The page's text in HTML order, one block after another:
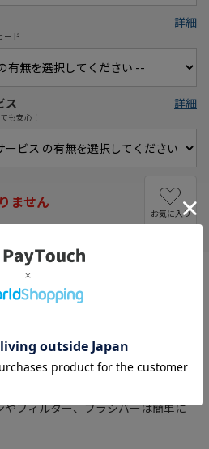
ード
詳細
ス
も安心！
詳細
ません
お気に入り
象外になります。
ロジー」を搭載したコードレスス
の遠心力を生み出し、変わらな
99.99%捕らえて空気を浄化し排気を
モーターが毎分最大104,000回転しパ
リーナー、ハンディクリーナーとし
フィルター、ブラシバーは簡単に